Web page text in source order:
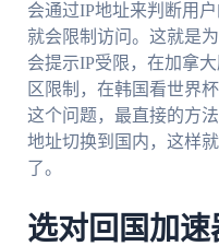
会通过IP地址来判断用
就会限制访问。这就是
会提示IP受限，在加拿
区限制，在韩国看世界
这个问题，最直接的方
地址切换到国内，这样
了。
选对回国加